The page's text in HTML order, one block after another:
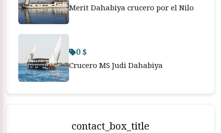
Merit Dahabiya crucero por el Nilo
0 $
Crucero MS Judi Dahabiya
contact_box_title